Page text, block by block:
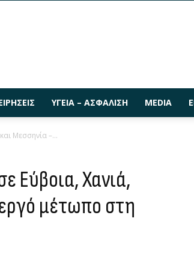
ΥΓΕΊΑ – ΑΣΦΆΛΙΣΗ MEDIA
Μεσσηνία –...
Εύβοια, Χανιά,
μέτωπο στη